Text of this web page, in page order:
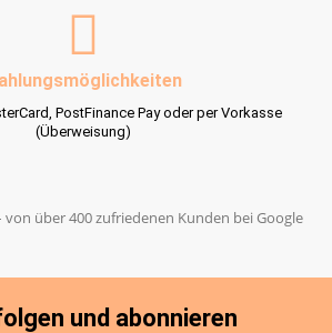
PostFinance Pay oder per Vorkasse
(Überweisung)
von über 400 zufriedenen Kunden bei Google
und abonnieren